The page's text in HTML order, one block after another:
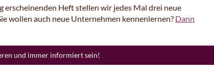
erscheinenden Heft stellen wir jedes Mal drei neue
wollen auch neue Unternehmen kennenlernen? Dann
und immer informiert sein!